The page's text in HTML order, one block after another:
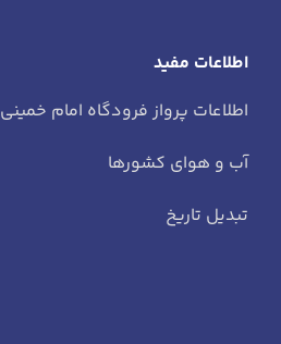
اطلاعات مفید
اطلاعات پرواز فرودگاه امام خمینی
آب و هوای کشورها
تبدیل تاریخ